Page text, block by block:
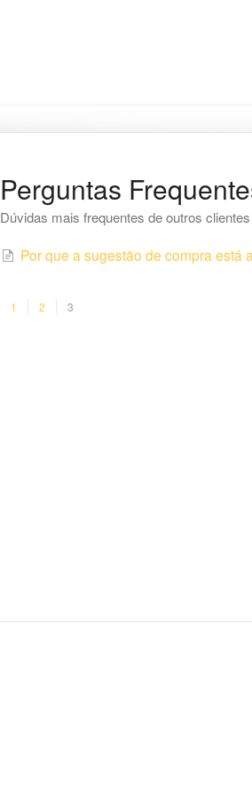
Perguntas
Dúvidas mais frequentes de outros
Por que a sugestão de compra está
1 2 3